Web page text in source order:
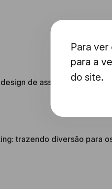
Para
para a
do site.
de assinatura de e-
trazendo diversão para